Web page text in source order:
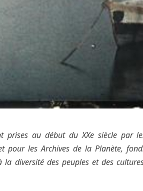
prises au début du XXe siècle par
pour les Archives de la Planète,
diversité des peuples et des